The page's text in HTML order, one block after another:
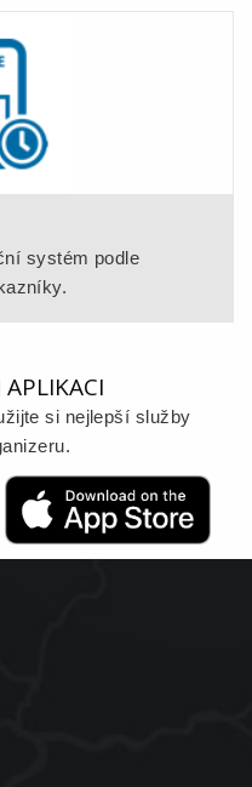
systém podle
si nejlepší služby